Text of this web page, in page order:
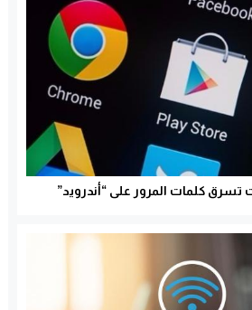
تسرق كلمات المرور على “أندرويد”